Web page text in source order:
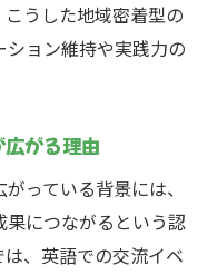
うした地域密着型の
ョン維持や実践力の
がる理由
っている背景には、
につながるという認
、英語での交流イベ